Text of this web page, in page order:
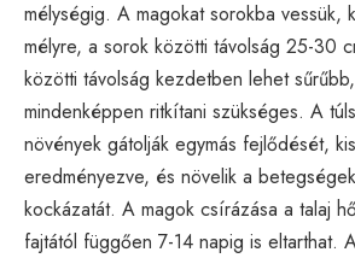
mélységig. A magokat sorokba vessük,
mélyre, a sorok közötti távolság 25-30
közötti távolság kezdetben lehet
mindenképpen ritkítani szükséges. A
növények gátolják egymás fejlődését,
eredményezve, és növelik a
kockázatát. A magok csírázása a talaj
fajtától függően 7-14 napig is eltarthat.